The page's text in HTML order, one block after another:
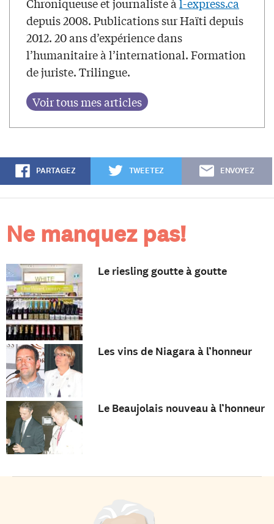
Chroniqueuse et journaliste àl-express.ca
depuis 2008. Publications sur Haïti depuis
2012. 20 ans d’expérience dans
l’humanitaire à l’international. Formation
de juriste. Trilingue.
PARTAGEZ TWEETEZ ENVOYEZ
Ne manquez pas!
Le riesling goutte à goutte
Les vins de Niagara à l’honneur
Le Beaujolais nouveau à l’honneur